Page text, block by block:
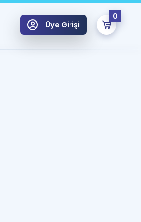
Üye Girişi
0